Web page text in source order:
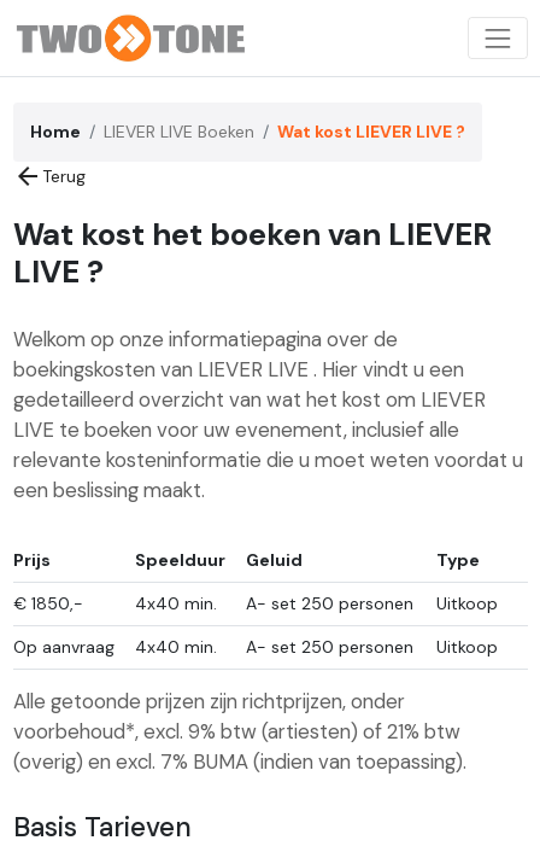
Home LIEVER LIVE Boeken Wat kost LIEVER LIVE ?
arrow_back Terug
Wat kost het boeken van LIEVER
LIVE ?
Welkom op onze informatiepagina over de
boekingskosten van LIEVER LIVE . Hier vindt u een
gedetailleerd overzicht van wat het kost om LIEVER
LIVE te boeken voor uw evenement, inclusief alle
relevante kosteninformatie die u moet weten voordat u
een beslissing maakt.
Prijs Speelduur Geluid
Type
€ 1850,- 4x40 min. A- set 250 personen
Uitkoop
Op aanvraag
4x40 min. A- set 250 personen Uitkoop
Alle getoonde prijzen zijn richtprijzen, onder
voorbehoud*, excl. 9% btw (artiesten) of 21% btw
(overig) en excl. 7% BUMA (indien van toepassing).
Basis Tarieven